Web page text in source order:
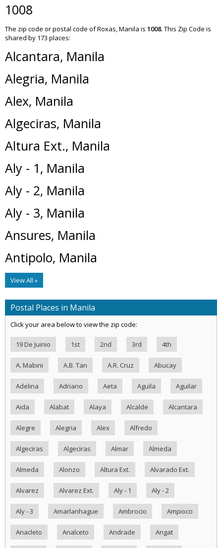
1008
The zip code or postal code of Roxas, Manila is 1008. This Zip Code is
shared by 173 places:
Alcantara, Manila
Alegria, Manila
Alex, Manila
Algeciras, Manila
Altura Ext., Manila
Aly - 1, Manila
Aly - 2, Manila
Aly - 3, Manila
Ansures, Manila
Antipolo, Manila
View All »
Postal Places in Manila
Click your area below to view the zip code:
19 De Juinio 1st 2nd 3rd 4th
A. Mabini A.B. Tan A.R. Cruz Abucay
Adelina Adriano Aeta Aguila Aguilar
Aida Alabat Alaya Alcalde Alcantara
Alegre Alegria Alex Alfredo
Algeciras Algeciras Almar Almeda
Almeda Alonzo Altura Ext. Alvarado Ext.
Alvarez Alvarez Ext. Aly - 1 Aly - 2
Aly - 3 Amarlanhague Ambrocio Ampioco
Anacleto Analceto Andrade Angat